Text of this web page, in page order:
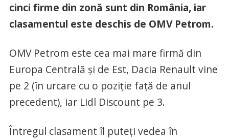
cinci firme din zonă sunt din România, iar
clasamentul este deschis de OMV Petrom.
OMV Petrom este cea mai mare firmă din
Europa Centrală și de Est, Dacia Renault vine
pe 2 (în urcare cu o poziție față de anul
precedent), iar Lidl Discount pe 3.
Întregul clasament îl puteți vedea în